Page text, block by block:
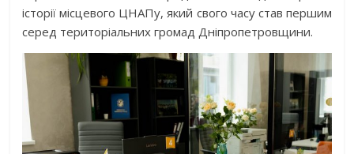
історії місцевого ЦНАПу, який свого часу став першим
серед територіальних громад Дніпропетровщини.